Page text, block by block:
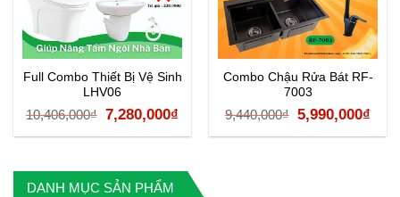
DANH MỤC SẢN PHẨM
Full Combo Thiết Bị Vệ Sinh
LHV06
10,406,000₫ Giá
gốc
10,406,000₫.
7,280,000₫
hiện
là:
Combo Chậu Rửa Bát RF-
7003
9,440,000₫ Giá
gốc
5,990,000₫
hiện